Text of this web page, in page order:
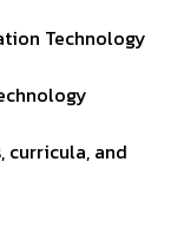
Technology
curricula, and